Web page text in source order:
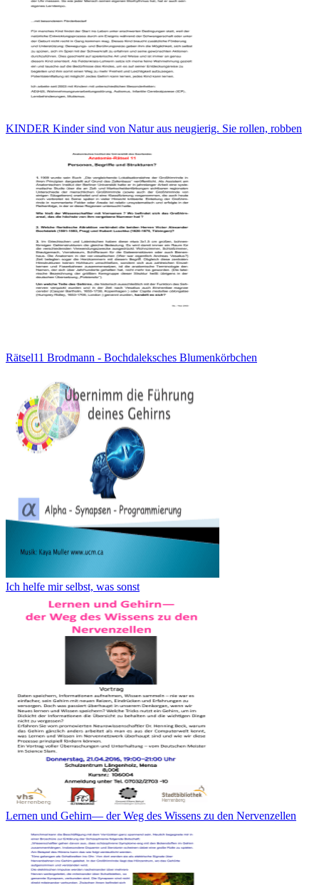
KINDER Kinder sind von Natur aus neugierig. Sie rollen, robben
Rätsel11 Brodmann - Bochdaleksches Blumenkörbchen
Ich helfe mir selbst, was sonst
Lernen und Gehirn— der Weg des Wissens zu den Nervenzellen